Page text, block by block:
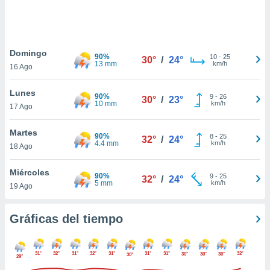
únicos
similares
como
IP
de
traten tus
a lo que
Para
Domingo
16 Ago
90%
13 mm
30° / 24° 10- 25
km/h
Lunes
17 Ago
90%
10 mm
30° / 23° 9- 26
km/h
Martes
18 Ago
90%
4.4 mm
32° / 24° 8- 25
km/h
Miércoles
19 Ago
90%
5 mm
32° / 24° 9- 25
km/h
Gráficas del tiempo
29°
31° 32° 31° 32° 31° 30° 31° 31° 30° 30° 30° 32°